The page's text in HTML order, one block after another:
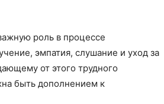
роль в процессе
эмпатия, слушание и уход за
от этого трудного
быть дополнением к